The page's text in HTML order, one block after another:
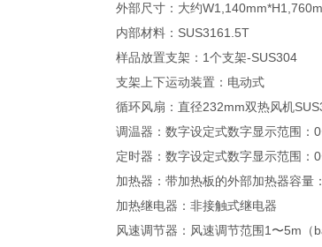
外部尺寸：大约
内部材料：SUS3161.5T
样品放置支架：1个支架-SUS304
支架上下运动装置：电动式
循环风扇：直径232mm双热风机
调温器：数字设定式数字显示范围：
定时器：数字设定式数字显示范围：0
加热器：带加热板的外部加热器容量：
加热继电器：非接触式继电器
风速调节器：风速调节范围1〜5m（